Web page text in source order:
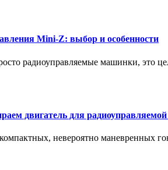
Mini-Z: выбор и особенности
радиоуправляемые машинки, это
двигатель для
невероятно маневренных